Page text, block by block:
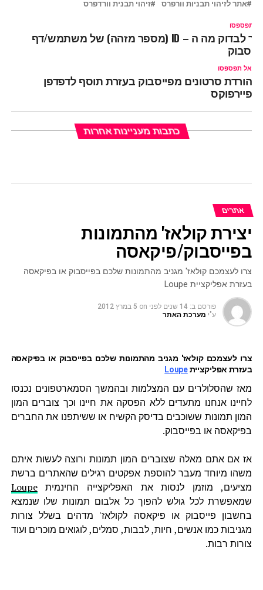
אתר לזיהוי תבניות וורפרס זיהוי תבנית וורדפרס
תפספסו
איך לבדוק מה ה – ID (מספר מזהה) של משתמש/דף
אל תפספסו
הורדת סרטונים מפייסבוק בעזרת תוסף לדפדפן
פיירפוקס
כתבות מעניינות אחרות
אתרים
יצירת קולאז' מהתמונות
בפייסבוק/פיקאסה
צרו לעצמכם קולאז' מגניב מהתמונות שלכם בפייסבוק או בפיקאסה
בעזרת אפליקציית Loupe
פורסם ב: 14 שנים לפני on 5 במרץ 2012
ע"י מערכת האתר
צרו לעצמכם קולאז' מגניב מהתמונות שלכם בפייסבוק או בפיקאסה
בעזרת אפליקצייתLoupe
מאז שהסלולרים עם המצלמות ובהמשך הסמארטפונים נכנסו
לחיינו אנחנו מתעדים ללא הפסקה את חיינו וכך צוברים המון
המון תמונות ששוכבים בדיסק הקשיח או ששיתפנו את החברים
בפיקאסה או בפייסבוק.
אז אם אתם מאלה שצוברים המון תמונות ורוצה לעשות איתם
משהו מיוחד מעבר להוספת אפקטים רגילים שהאתרים ברשת
מציעים, מוזמן לנסות את האפליקצייה החינמיתLoupe
שמאפשרת לכל גולש להפוך כל אלבום תמונות שלו שנמצא
בחשבון פייסבוק או פיקאסה לקולאז' מדהים בשלל צורות
מגניבות כמו אנשים, חיות, לבבות, סמלים, לוגואים מוכרים ועוד
צורות רבות.